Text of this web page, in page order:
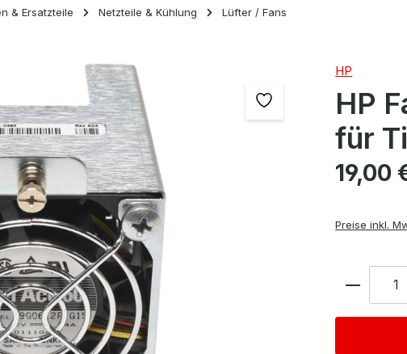
& Ersatzteile Netzteile & Kühlung Lüfter / Fans
HP
HP
für
Regulärer
19,00
Preise inkl.
Anzahl